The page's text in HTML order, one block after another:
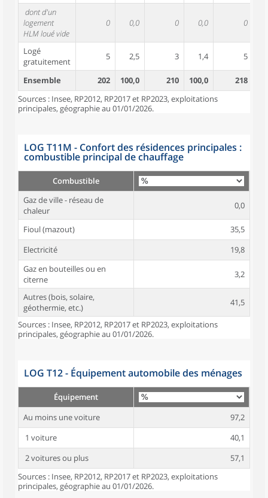
dont d'un
logement
HLM loué vide
0 0,0 0 0,0 0
Logé
gratuitement
5 2,5 3 1,4 5
Ensemble 202 100,0 210 100,0 218
Sources : Insee, RP2012, RP2017 et RP2023, exploitations
principales, géographie au 01/01/2026.
LOG T11M - Confort des résidences principales :
combustible principal de chauffage
Combustible
Gaz de ville - réseau de
chaleur
0,0
Fioul (mazout)
35,5
Electricité
19,8
Gaz en bouteilles ou en
citerne
3,2
Autres (bois, solaire,
géothermie, etc.)
41,5
Sources : Insee, RP2012, RP2017 et RP2023, exploitations
principales, géographie au 01/01/2026.
LOG T12 - Équipement automobile des ménages
Équipement
Au moins une voiture
97,2
1 voiture
40,1
2 voitures ou plus
57,1
Sources : Insee, RP2012, RP2017 et RP2023, exploitations
principales, géographie au 01/01/2026.